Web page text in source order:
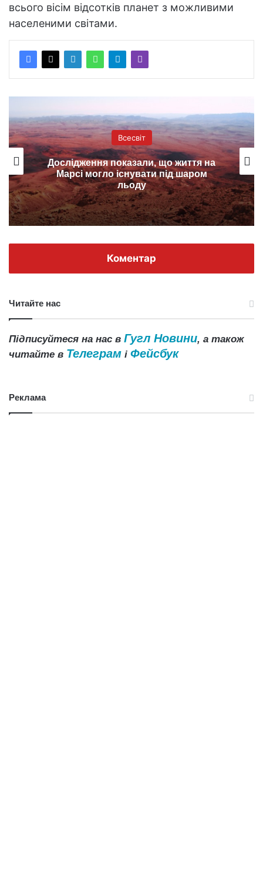
всього вісім відсотків планет з можливими
населеними світами.
Всесвіт
Дослідження показали, що життя на
Марсі могло існувати під шаром
льоду
Коментар
Читайте нас
Підписуйтеся на нас в Гугл Новини, а також
читайте в Телеграм і Фейсбук
Реклама